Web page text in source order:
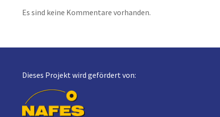
Es sind keine Kommentare vorhanden.
Dieses Projekt wird gefördert von: